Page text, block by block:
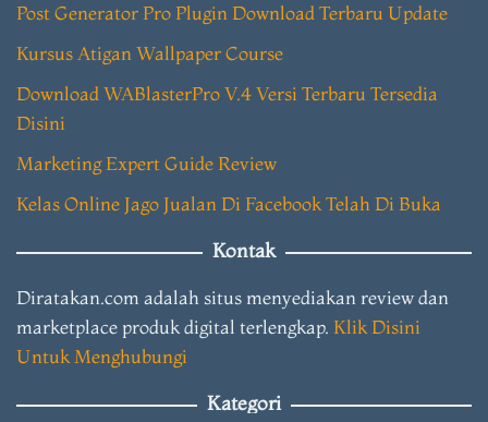
Post Generator Pro Plugin Download Terbaru Update
Kursus Atigan Wallpaper Course
Download WABlasterPro V.4 Versi Terbaru Tersedia
Disini
Marketing Expert Guide Review
Kelas Online Jago Jualan Di Facebook Telah Di Buka
Kontak
Diratakan.com adalah situs menyediakan review dan
marketplace produk digital terlengkap. Klik Disini
Untuk Menghubungi
Kategori